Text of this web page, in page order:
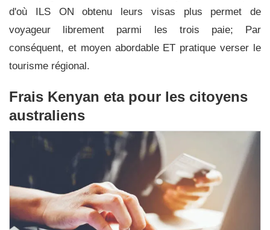
d'où ILS ON obtenu leurs visas plus permet de
voyageur librement parmi les trois paie; Par
conséquent, et moyen abordable ET pratique verser le
tourisme régional.
Frais Kenyan eta pour les citoyens
australiens